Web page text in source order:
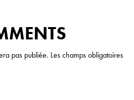
pas publiée. Les champs obligatoires